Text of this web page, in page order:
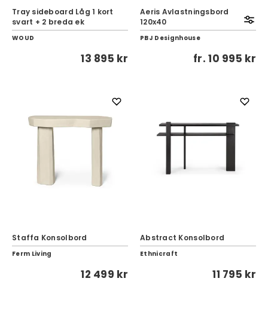
Tray sideboard Låg 1 kort
svart + 2 breda ek
WOUD
13 895 kr
Aeris Avlastningsbord
120x40
PBJ Designhouse
fr.10 995 kr
Staffa Konsolbord
Ferm Living
12 499 kr
Abstract Konsolbord
Ethnicraft
11 795 kr